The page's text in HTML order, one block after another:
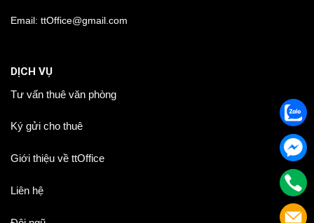
Email: ttOffice@gmail.com
DỊCH VỤ
Tư vấn thuê văn phòng
Ký gửi cho thuê
Giới thiệu về ttOffice
Liên hệ